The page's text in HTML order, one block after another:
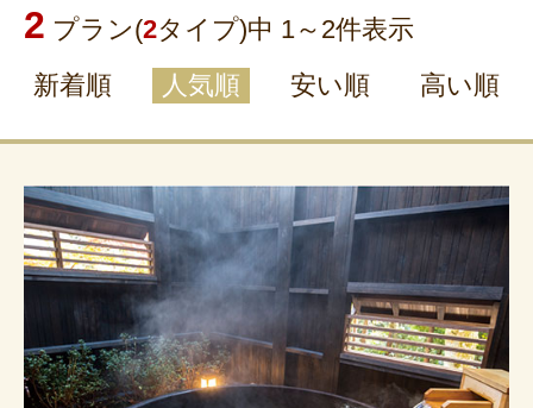
2 プラン(2タイプ)中 1～ 2件表示
新着順
人気順 安い順 高い順